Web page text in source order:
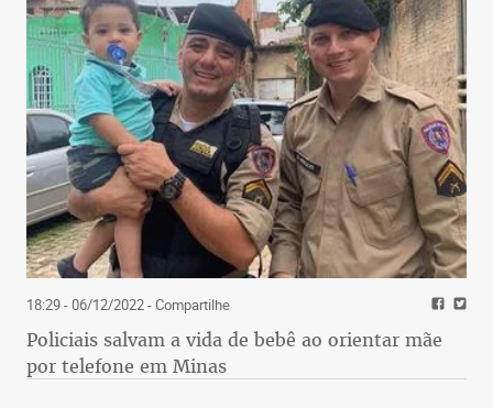
18:29 - 06/12/2022- Compartilhe
Policiais salvam a vida de bebê ao orientar mãe
por telefone em Minas